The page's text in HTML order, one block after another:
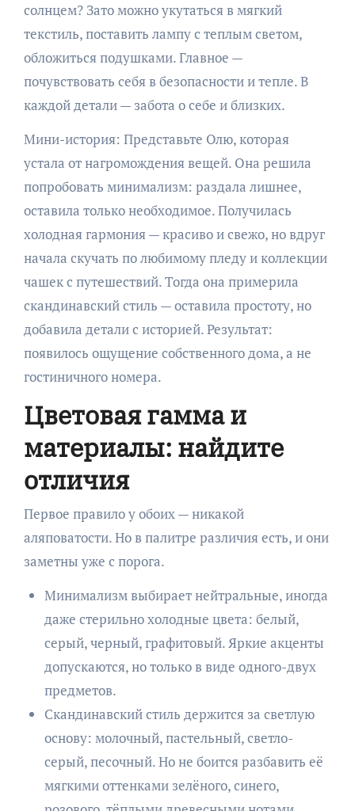
солнцем? Зато можно укутаться в мягкий
текстиль, поставить лампу с теплым светом,
обложиться подушками. Главное —
почувствовать себя в безопасности и тепле. В
каждой детали — забота о себе и близких.
Мини-история: Представьте Олю, которая
устала от нагромождения вещей. Она решила
попробовать минимализм: раздала лишнее,
оставила только необходимое. Получилась
холодная гармония — красиво и свежо, но вдруг
начала скучать по любимому пледу и коллекции
чашек с путешествий. Тогда она примерила
скандинавский стиль — оставила простоту, но
добавила детали с историей. Результат:
появилось ощущение собственного дома, а не
гостиничного номера.
Цветовая гамма и
материалы: найдите
отличия
Первое правило у обоих — никакой
аляповатости. Но в палитре различия есть, и они
заметны уже с порога.
Минимализм выбирает нейтральные, иногда
даже стерильно холодные цвета: белый,
серый, черный, графитовый. Яркие акценты
допускаются, но только в виде одного-двух
предметов.
Скандинавский стиль держится за светлую
основу: молочный, пастельный, светло-
серый, песочный. Но не боится разбавить её
мягкими оттенками зелёного, синего,